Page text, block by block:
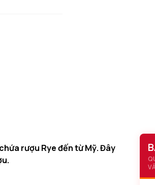
rượu Rye đến từ Mỹ. Đây